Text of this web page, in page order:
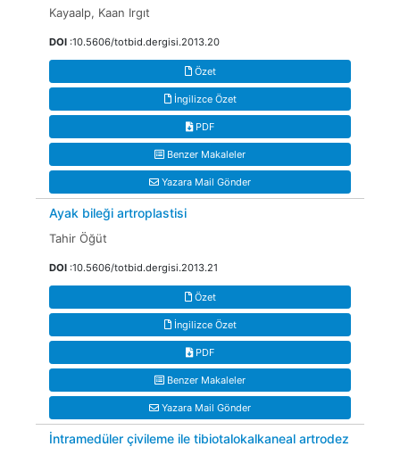
Kayaalp, Kaan Irgıt
DOI :10.5606/totbid.dergisi.2013.20
Özet
İngilizce Özet
PDF
Benzer Makaleler
Yazara Mail Gönder
Ayak bileği artroplastisi
Tahir Öğüt
DOI :10.5606/totbid.dergisi.2013.21
Özet
İngilizce Özet
PDF
Benzer Makaleler
Yazara Mail Gönder
İntramedüler çivileme ile tibiotalokalkaneal artrodez